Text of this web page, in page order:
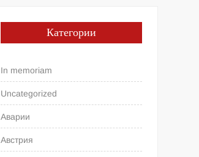
Категории
In memoriam
Uncategorized
Аварии
Австрия